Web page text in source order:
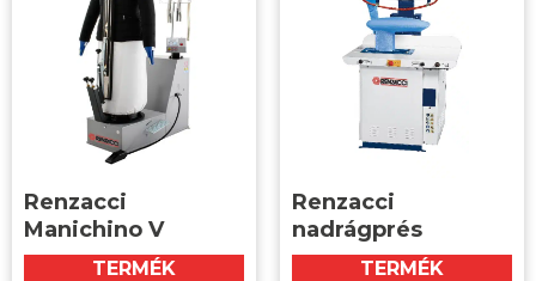
Renzacci
Manichino V
TERMÉK
Renzacci
nadrágprés
TERMÉK